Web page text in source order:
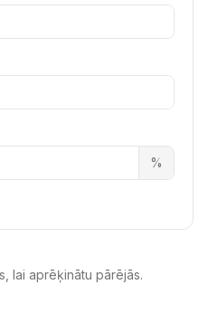
%
lai aprēķinātu pārējās.